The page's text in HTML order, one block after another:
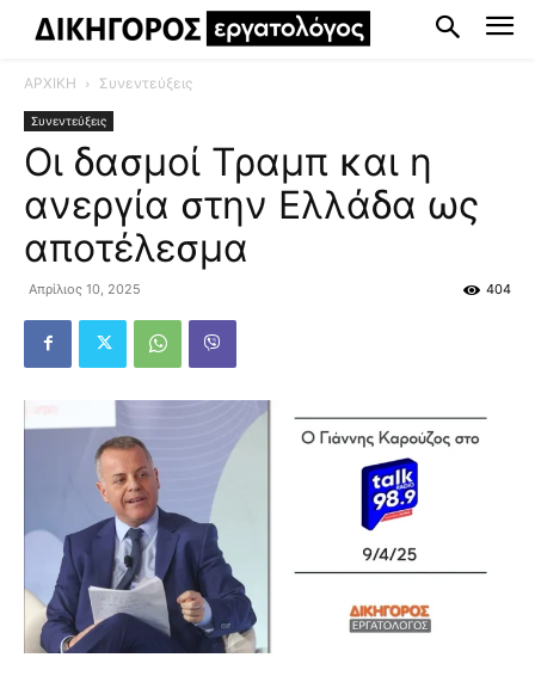
ΑΡΧΙΚΗ Συνεντεύξεις
Συνεντεύξεις
Οι δασμοί Τραμπ και η
ανεργία στην Ελλάδα ως
αποτέλεσμα
Απρίλιος 10, 2025 404